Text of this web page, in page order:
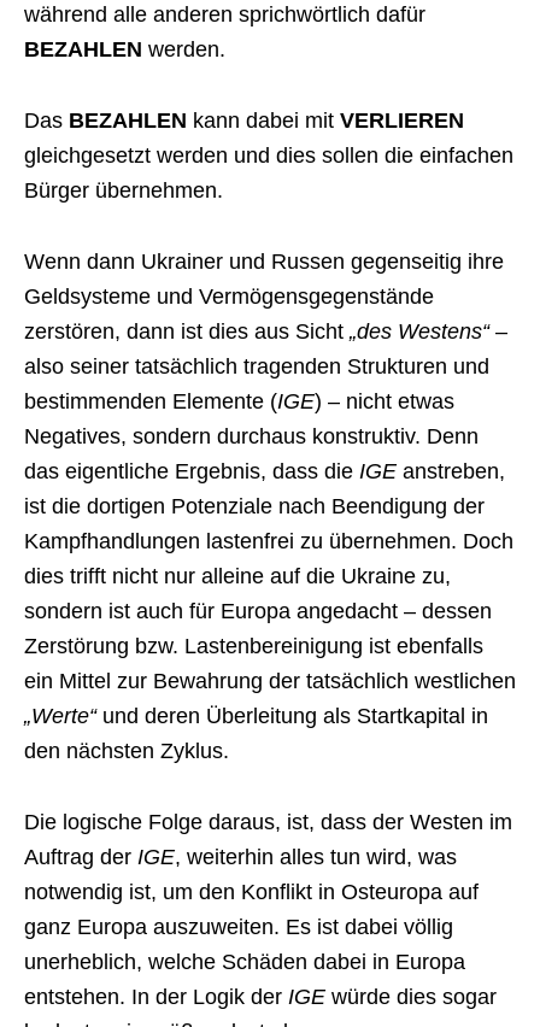
während alle anderen sprichwörtlich dafür
BEZAHLEN werden.
Das BEZAHLEN kann dabei mit VERLIEREN
gleichgesetzt werden und dies sollen die einfachen
Bürger übernehmen.
Wenn dann Ukrainer und Russen gegenseitig ihre
Geldsysteme und Vermögensgegenstände
zerstören, dann ist dies aus Sicht „des Westens“–
also seiner tatsächlich tragenden Strukturen und
bestimmenden Elemente (IGE) – nicht etwas
Negatives, sondern durchaus konstruktiv. Denn
das eigentliche Ergebnis, dass die IGE anstreben,
ist die dortigen Potenziale nach Beendigung der
Kampfhandlungen lastenfrei zu übernehmen. Doch
dies trifft nicht nur alleine auf die Ukraine zu,
sondern ist auch für Europa angedacht – dessen
Zerstörung bzw. Lastenbereinigung ist ebenfalls
ein Mittel zur Bewahrung der tatsächlich westlichen
„Werte“und deren Überleitung als Startkapital in
den nächsten Zyklus.
Die logische Folge daraus, ist, dass der Westen im
Auftrag der IGE, weiterhin alles tun wird, was
notwendig ist, um den Konflikt in Osteuropa auf
ganz Europa auszuweiten. Es ist dabei völlig
unerheblich, welche Schäden dabei in Europa
entstehen. In der Logik der IGE würde dies sogar